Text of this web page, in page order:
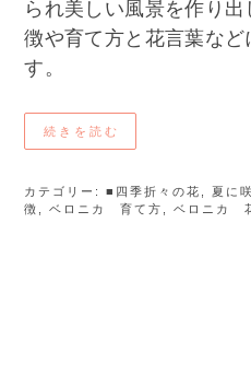
られ美しい風景を作り
徴や育て方と花言葉など
す。
続きを読む
カテゴリー:■四季折々の花 ,夏に
徴
,ベロニカ 育て方 ,ベロニカ